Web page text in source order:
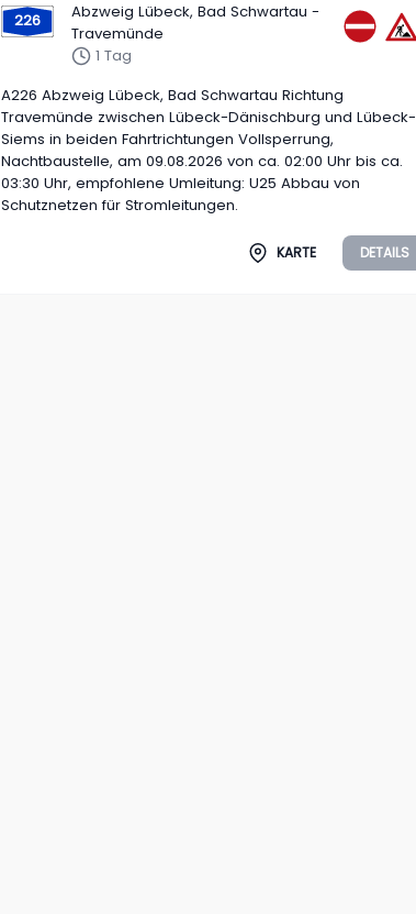
226
Abzweig Lübeck, Bad Schwartau -
Travemünde
1 Tag
A226 Abzweig Lübeck, Bad Schwartau Richtung
Travemünde zwischen Lübeck-Dänischburg und Lübeck-
Siems in beiden Fahrtrichtungen Vollsperrung,
Nachtbaustelle, am 09.08.2026 von ca. 02:00 Uhr bis ca.
03:30 Uhr, empfohlene Umleitung: U25 Abbau von
Schutznetzen für Stromleitungen.
KARTE DETAILS